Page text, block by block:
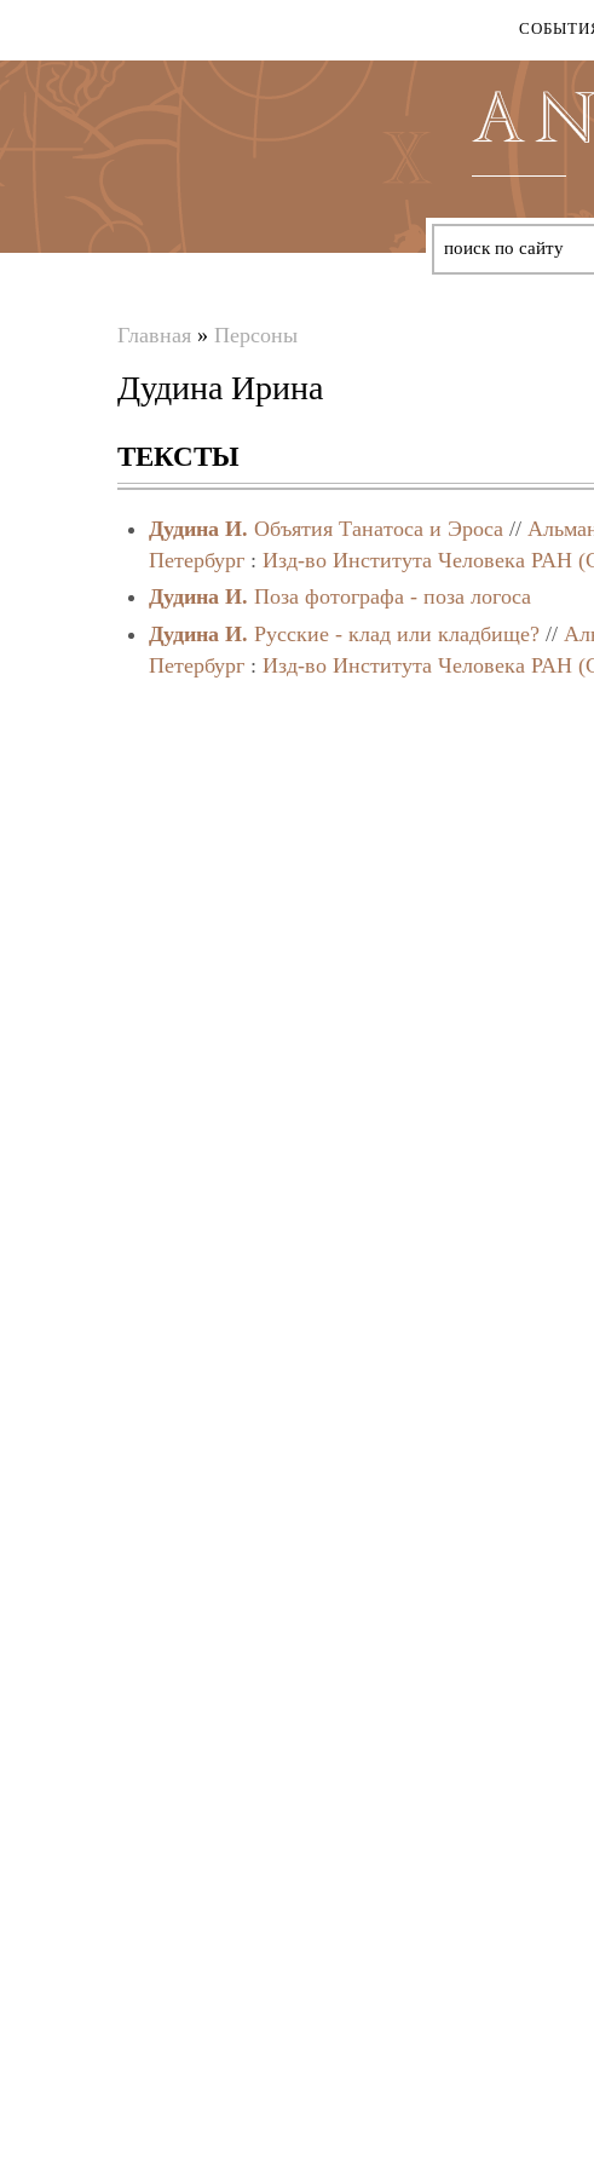
здесь
Главная » Персоны
Дудина Ирина
ТЕКСТЫ
Дудина И. Объятия Танатоса и Эроса //
Петербург :Изд-во Института Человека РАН
Дудина И. Поза фотографа - поза логоса
Дудина И. Русские - клад или кладбище? //
Петербург :Изд-во Института Человека РАН